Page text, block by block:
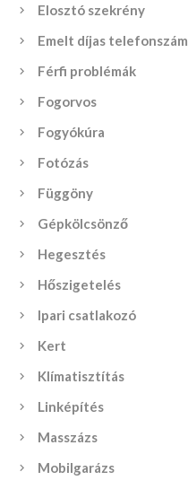
Elosztó szekrény
Emelt díjas telefonszám
Férfi problémák
Fogorvos
Fogyókúra
Fotózás
Függöny
Gépkölcsönző
Hegesztés
Hőszigetelés
Ipari csatlakozó
Kert
Klímatisztítás
Linképítés
Masszázs
Mobilgarázs